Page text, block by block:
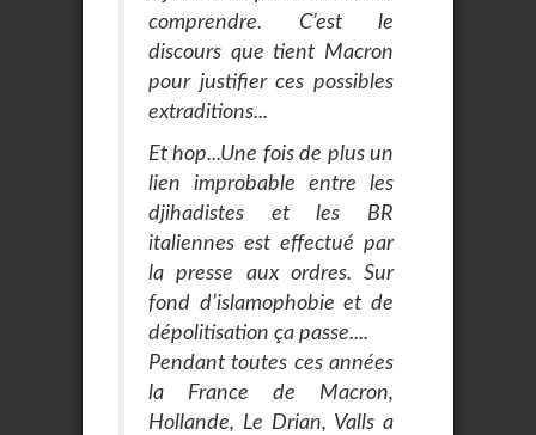
comprendre. C’est le
discours que tient Macron
pour justifier ces possibles
extraditions...
Et hop...Une fois de plus un
lien improbable entre les
djihadistes et les BR
italiennes est effectué par
la presse aux ordres. Sur
fond d’islamophobie et de
dépolitisation ça passe....
Pendant toutes ces années
la France de Macron,
Hollande, Le Drian, Valls a